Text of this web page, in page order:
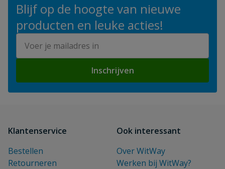
Blijf op de hoogte van nieuwe
producten en leuke acties!
Inschrijven
Klantenservice
Bestellen
Retourneren
Ook interessant
Over WitWay
Werken bij WitWay?